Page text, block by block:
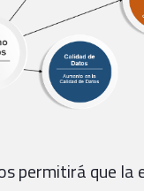
permitirá que